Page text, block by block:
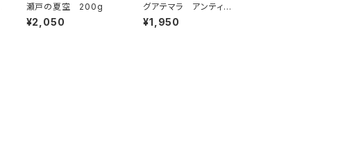
瀬戸の夏空 200g
¥2,050
グアテマラ アンティグ
ア ラス・ヌーベス農
園 フレンチロースト
¥1,950